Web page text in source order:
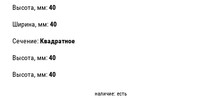
Высота, мм:40
Ширина, мм:40
Сечение:Квадратное
Высота, мм:40
Высота, мм:40
наличие: есть